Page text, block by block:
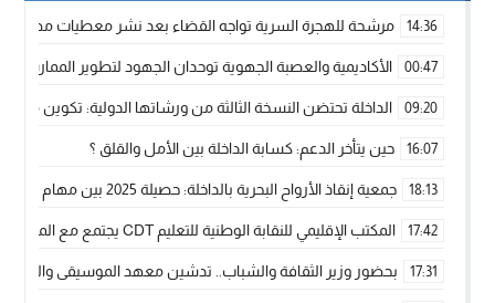
14:36 مرشحة للهجرة السرية تواجه القضاء بعد نشر معطيات مضللة
00:47 الأكاديمية والعصبة الجهوية توحدان الجهود لتطوير الممارسة
09:20 الداخلة تحتضن النسخة الثالثة من ورشاتها الدولية: تكوين
16:07 حين يتأخر الدعم: كسابة الداخلة بين الأمل والقلق ؟
18:13 جمعية إنقاذ الأرواح البحرية بالداخلة: حصيلة 2025 بين مهام الإنقاذ ومشروع “دار البحار”
17:42 المكتب الإقليمي للنقابة الوطنية للتعليم CDT يجتمع مع المدير الإقليمي لمناقشة ملفات جوهرية لنساء ورجال التعليم
17:31 بحضور وزير الثقافة والشباب.. تدشين معهد الموسيقى والفنون